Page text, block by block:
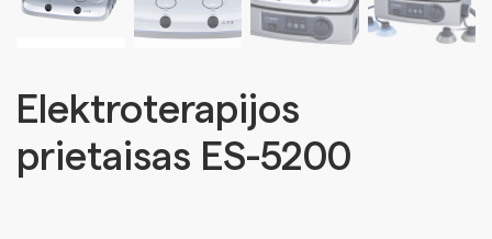
Elektroterapijos
prietaisas ES-5200